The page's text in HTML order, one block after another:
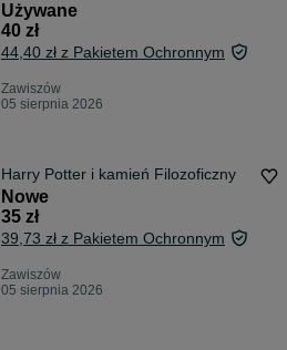
Używane
40 zł
44,40 zł z Pakietem Ochronnym
Zawiszów
05 sierpnia 2026
Harry Potter i kamień Filozoficzny
Nowe
35 zł
39,73 zł z Pakietem Ochronnym
Zawiszów
05 sierpnia 2026